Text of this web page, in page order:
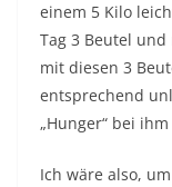
einem 5 Kilo
Tag 3 Beutel
mit diesen 3
entsprechend
„Hunger“ bei
Ich wäre also,